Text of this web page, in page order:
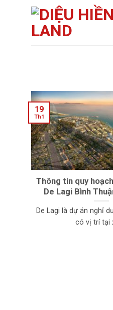
Thông tin quy
De Lagi Bình
De Lagi là dự án nghỉ
có vị trí tại
19
Th1